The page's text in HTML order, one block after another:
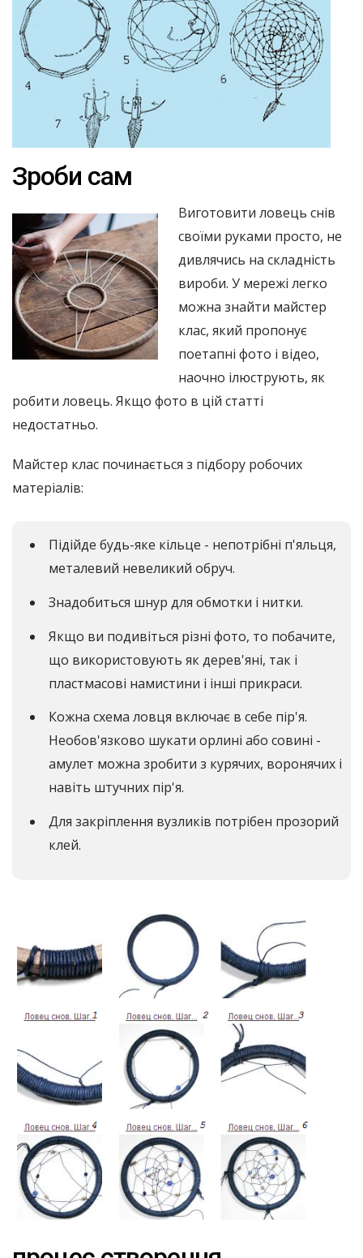
Зроби сам
Виготовити ловець снів
своїми руками просто, не
дивлячись на складність
вироби. У мережі легко
можна знайти майстер
клас, який пропонує
поетапні фото і відео,
наочно ілюструють, як
робити ловець. Якщо фото в цій статті
недостатньо.
Майстер клас починається з підбору робочих
матеріалів:
Підійде будь-яке кільце - непотрібні п'яльця,
металевий невеликий обруч.
Знадобиться шнур для обмотки і нитки.
Якщо ви подивіться різні фото, то побачите,
що використовують як дерев'яні, так і
пластмасові намистини і інші прикраси.
Кожна схема ловця включає в себе пір'я.
Необов'язково шукати орлині або совині -
амулет можна зробити з курячих, воронячих і
навіть штучних пір'я.
Для закріплення вузликів потрібен прозорий
клей.